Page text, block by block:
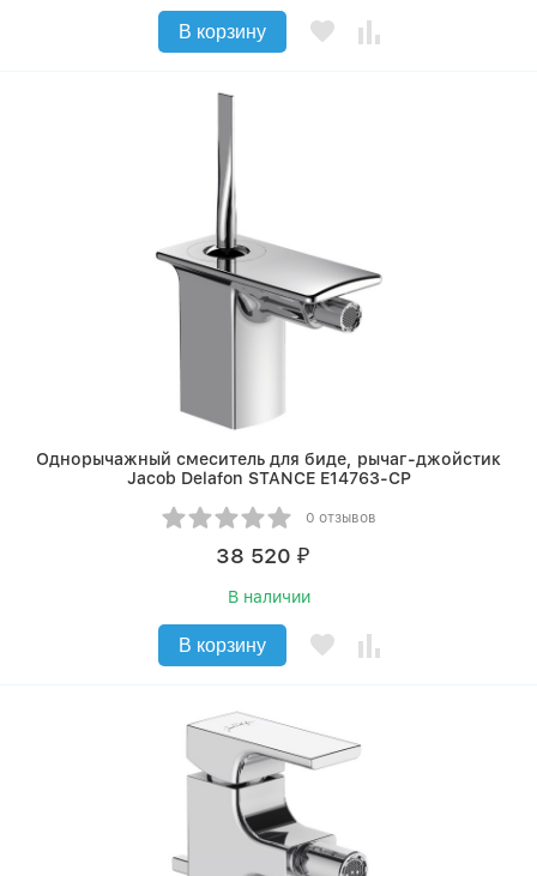
В корзину
Однорычажный смеситель для биде, рычаг-джойстик
Jacob Delafon STANCE E14763-CP
0 отзывов
38 520 ₽
В наличии
В корзину